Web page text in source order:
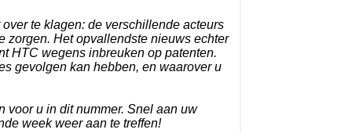
te klagen: de verschillende acteurs
zorgen. Het opvallendste nieuws echter
HTC wegens inbreuken op patenten.
gevolgen kan hebben, en waarover u
voor u in dit nummer. Snel aan uw
week weer aan te treffen!